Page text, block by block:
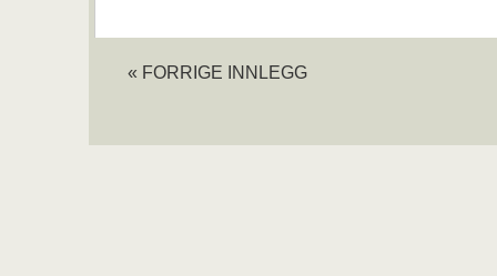
« FORRIGE INNLEGG